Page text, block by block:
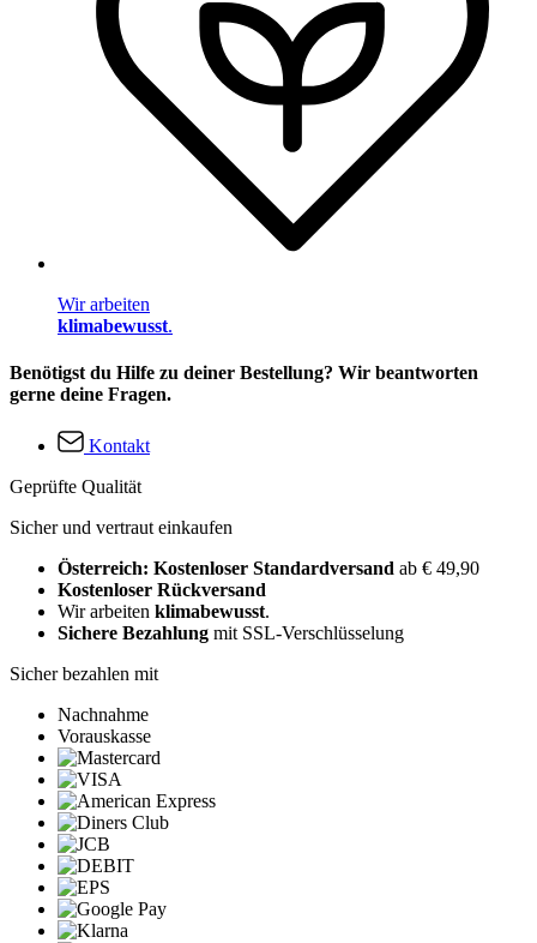
Wir arbeiten
klimabewusst.
Benötigst du Hilfe zu deiner Bestellung? Wir beantworten
gerne deine Fragen.
Kontakt
Geprüfte Qualität
Sicher und vertraut einkaufen
Österreich: Kostenloser Standardversand ab € 49,90
Kostenloser Rückversand
Wir arbeiten klimabewusst.
Sichere Bezahlung mit SSL-Verschlüsselung
Sicher bezahlen mit
Nachnahme
Vorauskasse